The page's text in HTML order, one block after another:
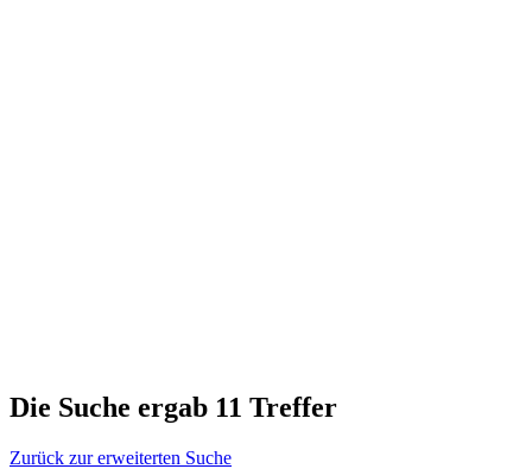
Die Suche ergab 11 Treffer
Zurück zur erweiterten Suche